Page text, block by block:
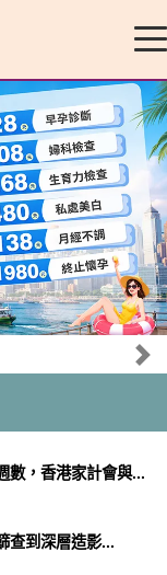
數，香港家計會與...
查到深層造影...